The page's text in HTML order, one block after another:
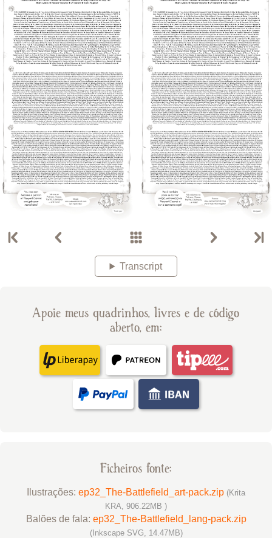
Transcript
Apoie meus quadrinhos, livres e de código
aberto, em:
Ficheiros fonte:
Ilustrações: ep32_The-Battlefield_art-pack.zip (Krita
KRA, 906.22MB )
Balões de fala: ep32_The-Battlefield_lang-pack.zip
(Inkscape SVG, 14.47MB)